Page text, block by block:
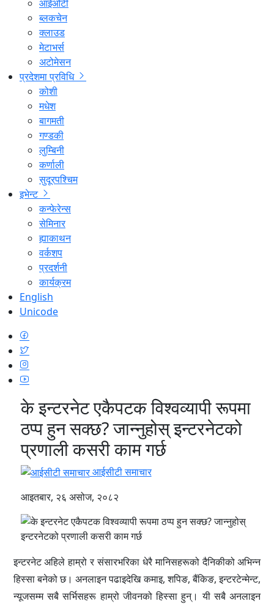
आईओटी
ब्लकचेन
क्लाउड
मेटाभर्स
अटोमेसन
प्रदेशमा प्रविधि
कोशी
मधेश
बागमती
गण्डकी
लुम्बिनी
कर्णाली
सुदूरपश्चिम
इभेन्ट
कन्फेरेन्स
सेमिनार
ह्याकाथन
वर्कशप
प्रदर्शनी
कार्यक्रम
English
Unicode
के इन्टरनेट एकैपटक विश्वव्यापी रूपमा
ठप्प हुन सक्छ? जान्नुहोस् इन्टरनेटको
प्रणाली कसरी काम गर्छ
आईसीटी समाचार
आइतबार, २६ असोज, २०८२
इन्टरनेट अहिले हाम्रो र संसारभरिका धेरै मानिसहरूको दैनिकीको अभिन्न
हिस्सा बनेको छ। अनलाइन पढाइदेखि कमाइ, शपिङ, बैंकिङ, इन्टरटेन्मेन्ट,
न्यूजसम्म सबै सर्भिसहरू हाम्रो जीवनको हिस्सा हुन्। यी सबै अनलाइन